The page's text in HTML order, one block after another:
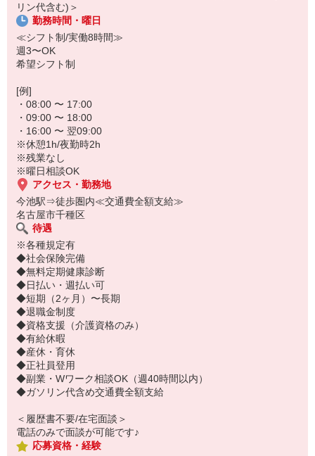
[日収例]
時給2300円×実働8h＝18,400円
▼人気なポイント！
・急な出費にも安心な「日払い・週払い」制度あり◎
・健康管理がメインのため、ブランクがあっても安心して復帰でき
ます！
リン代含む)＞
勤務時間・曜日
≪シフト制/実働8時間≫
週3〜OK
希望シフト制
[例]
・08:00 〜 17:00
・09:00 〜 18:00
・16:00 〜 翌09:00
※休憩1h/夜勤時2h
※残業なし
※曜日相談OK
アクセス・勤務地
今池駅⇒徒歩圏内≪交通費全額支給≫
名古屋市千種区
待遇
※各種規定有
◆社会保険完備
◆無料定期健康診断
◆日払い・週払い可
◆短期（2ヶ月）〜長期
◆退職金制度
◆資格支援（介護資格のみ）
◆有給休暇
◆産休・育休
◆正社員登用
◆副業・Wワーク相談OK（週40時間以内）
◆ガソリン代含め交通費全額支給
＜履歴書不要/在宅面談＞
電話のみで面談が可能です♪
応募資格・経験